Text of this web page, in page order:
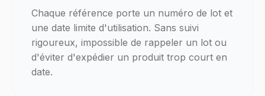
Chaque référence porte un numéro de lot et
une date limite d'utilisation. Sans suivi
rigoureux, impossible de rappeler un lot ou
d'éviter d'expédier un produit trop court en
date.